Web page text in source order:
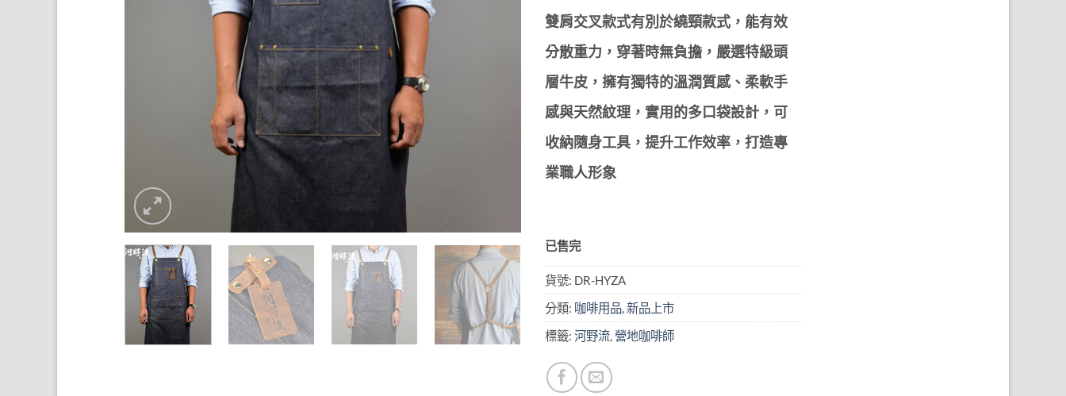
雙肩交叉款式有別於繞頸款式，能有效
分散重力，穿著時無負擔，嚴選特級頭
層牛皮，擁有獨特的溫潤質感、柔軟手
感與天然紋理，實用的多口袋設計，可
收納隨身工具，提升工作效率，打造專
業職人形象
已售完
貨號: DR-HYZA
分類: 咖啡用品,新品上市
標籤: 河野流, 營地咖啡師